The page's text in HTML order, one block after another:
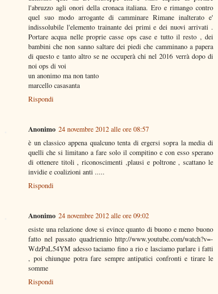
l'abruzzo agli onori della cronaca italiana. Ero e rimango contro
quel suo modo arrogante di camminare Rimane inalterato e'
indissolubile l'elemento trainante dei primi e dei nuovi arrivati .
Portare acqua nelle proprie casse ops case e tutto il resto , dei
bambini che non sanno saltare dei piedi che camminano a papera
di questo e tanto altro se ne occuperà chi nel 2016 verrà dopo di
noi ops di voi
un anonimo ma non tanto
marcello casasanta
Rispondi
Anonimo 24 novembre 2012 alle ore 08:57
è un classico appena qualcuno tenta di ergersi sopra la media di
quelli che si limitano a fare solo il compitino e con esso sperano
di ottenere titoli , riconoscimenti ,plausi e poltrone , scattano le
invidie e coalizioni anti .....
Rispondi
Anonimo 24 novembre 2012 alle ore 09:02
esiste una relazione dove si evince quanto di buono e meno buono
fatto nel passato quadriennio http://www.youtube.com/watch?v=-
WdzPaL54YM adesso taciamo fino a rio e lasciamo parlare i fatti
, poi chiunque potra fare sempre antipatici confronti e tirare le
somme
Rispondi